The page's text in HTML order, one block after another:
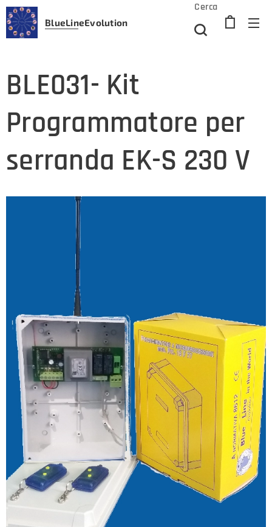
BlueLineEvolution
Cerca
BLE031- Kit
Programmatore per
serranda EK-S 230 V